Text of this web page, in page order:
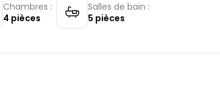
Chambres :
4 pièces
Salles de bain :
5 pièces